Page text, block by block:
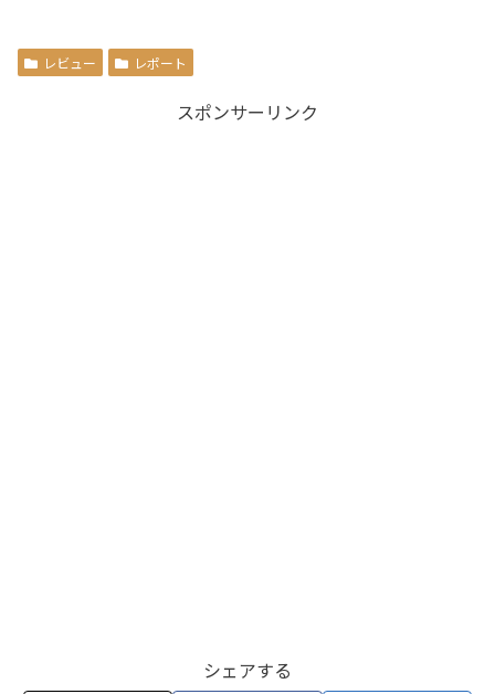
レビュー レポート
スポンサーリンク
シェアする